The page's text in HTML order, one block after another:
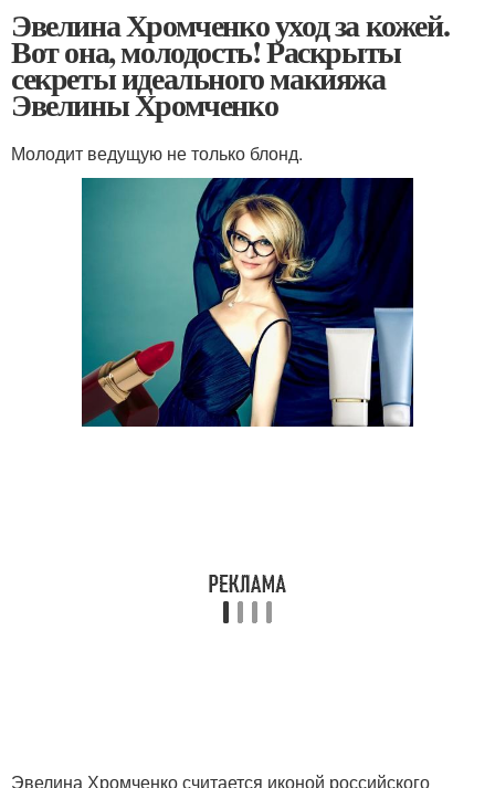
Эвелина Хромченко уход за кожей.
Вот она, молодость! Раскрыты
секреты идеального макияжа
Эвелины Хромченко
Молодит ведущую не только блонд.
Эвелина Хромченко считается иконой российского